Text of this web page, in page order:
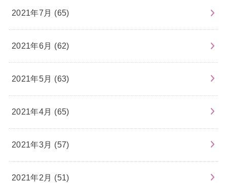
2021年7月 (65)
2021年6月 (62)
2021年5月 (63)
2021年4月 (65)
2021年3月 (57)
2021年2月 (51)